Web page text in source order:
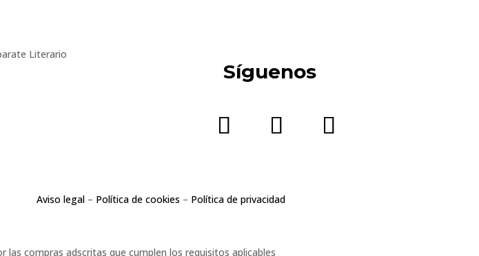
Síguenos
Aviso legal– Política de cookies – Política de privacidad
compras adscritas que cumplen los requisitos aplicables